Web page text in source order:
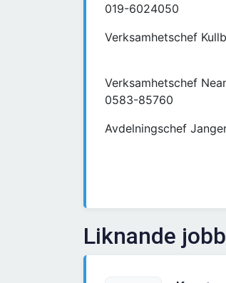
019-6024050
Verksamhetschef
Verksamhetschef
0583-85760
Avdelningschef
Liknande jobb